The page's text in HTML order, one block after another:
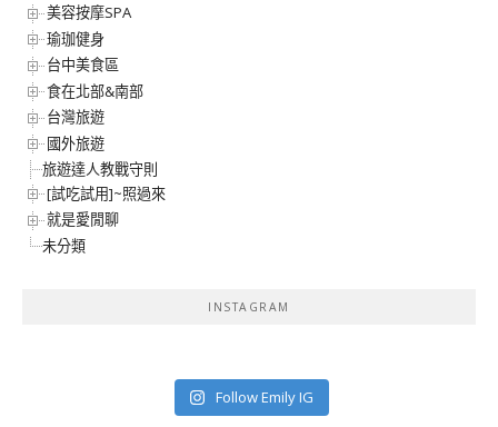
美容按摩SPA
瑜珈健身
台中美食區
食在北部&南部
台灣旅遊
國外旅遊
旅遊達人教戰守則
[試吃試用]~照過來
就是愛閒聊
未分類
INSTAGRAM
Follow Emily IG